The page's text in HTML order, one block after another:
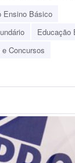
Ensino Básico
Educação
Concursos